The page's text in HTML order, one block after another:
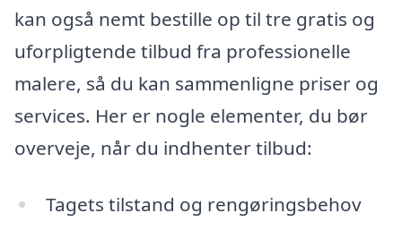
kan også nemt bestille op til tre gratis og
uforpligtende tilbud fra professionelle
malere, så du kan sammenligne priser og
services. Her er nogle elementer, du bør
overveje, når du indhenter tilbud:
Tagets tilstand og rengøringsbehov